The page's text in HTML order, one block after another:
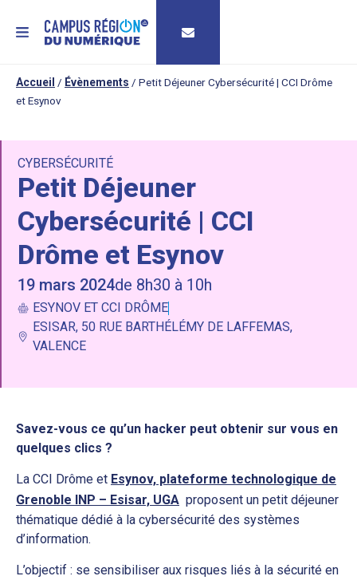
MENU
Accueil / Évènements / Petit Déjeuner Cybersécurité | CCI Drôme
et Esynov
CYBERSÉCURITÉ
Petit Déjeuner
Cybersécurité | CCI
Drôme et Esynov
19 mars 2024de 8h30 à 10h
ESYNOV ET CCI DRÔME
ESISAR, 50 RUE BARTHÉLÉMY DE LAFFEMAS,
VALENCE
Savez-vous ce qu’un hacker peut obtenir sur vous en
quelques clics ?
La CCI Drôme et Esynov, plateforme technologique de
Grenoble INP – Esisar, UGA proposent un petit déjeuner
thématique dédié à la cybersécurité des systèmes
d’information.
L’objectif : se sensibiliser aux risques liés à la sécurité en